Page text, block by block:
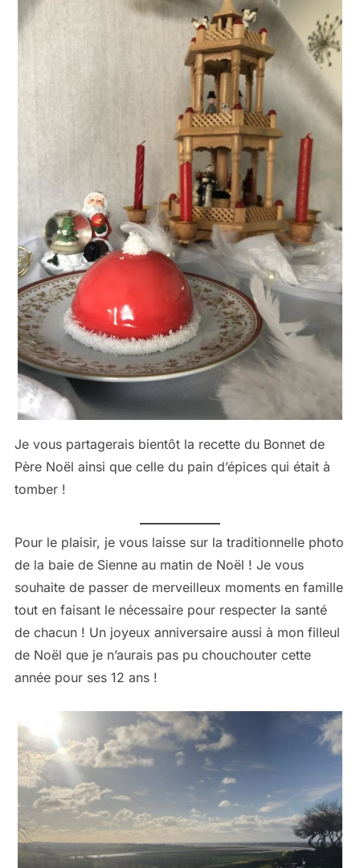
Je vous partagerais bientôt la recette du Bonnet de
Père Noël ainsi que celle du pain d’épices qui était à
tomber !
Pour le plaisir, je vous laisse sur la traditionnelle photo
de la baie de Sienne au matin de Noël ! Je vous
souhaite de passer de merveilleux moments en famille
tout en faisant le nécessaire pour respecter la santé
de chacun ! Un joyeux anniversaire aussi à mon filleul
de Noël que je n’aurais pas pu chouchouter cette
année pour ses 12 ans !